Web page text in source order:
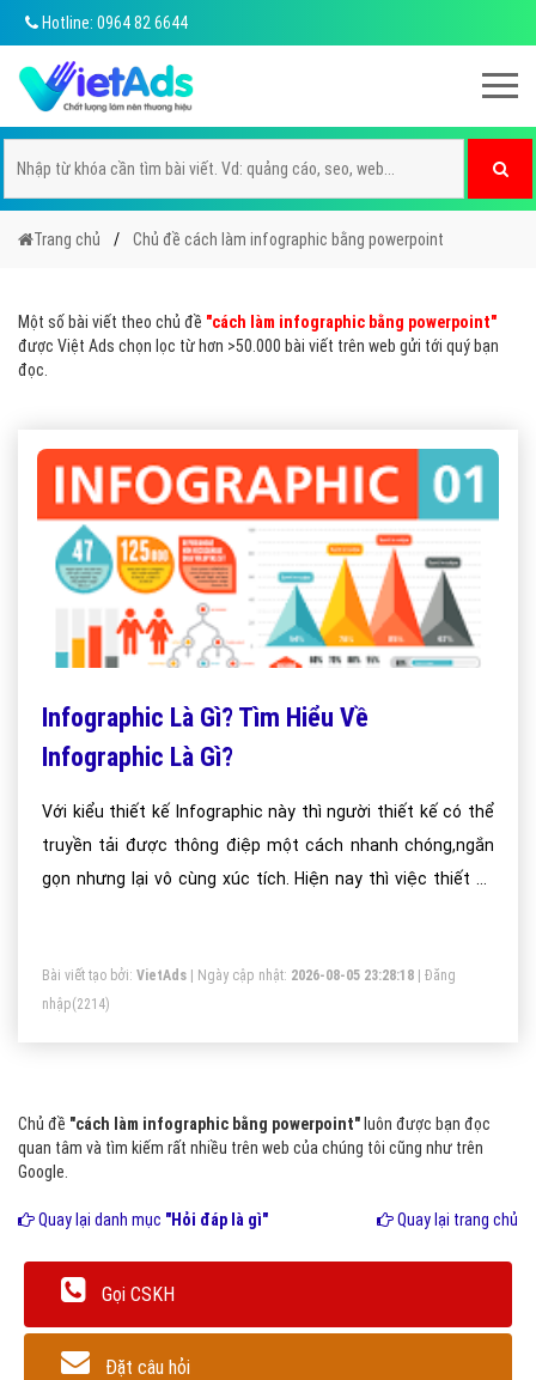
Hotline: 0964 82 6644
Trang chủ Chủ đề cách làm infographic bằng powerpoint
Một số bài viết theo chủ đề "cách làm infographic bằng powerpoint"
được Việt Ads chọn lọc từ hơn >50.000 bài viết trên web gửi tới quý bạn
đọc.
Infographic Là Gì? Tìm Hiểu Về
Infographic Là Gì?
Với kiểu thiết kế Infographic này thì người thiết kế có thể
truyền tải được thông điệp một cách nhanh chóng,ngắn
gọn nhưng lại vô cùng xúc tích. Hiện nay thì việc thiết kế
trang giấy trở nên dễ hiểu và dễ cảm nhận hơn bao giờ hết.
Bài viết tạo bởi: VietAds | Ngày cập nhật: 2026-08-05 23:28:18
Đăng
nhập(2214)
Chủ đề "cách làm infographic bằng powerpoint" luôn được bạn đọc
quan tâm và tìm kiếm rất nhiều trên web của chúng tôi cũng như trên
Google.
Quay lại danh mục "Hỏi đáp là gì" Quay lại trang chủ
Gọi CSKH
Đặt câu hỏi